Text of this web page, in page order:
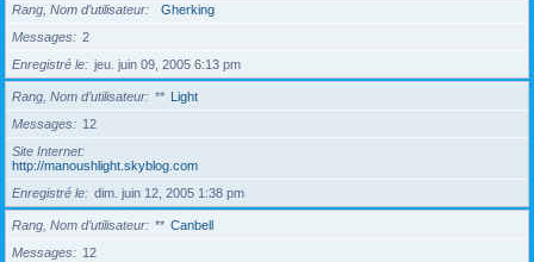
Rang, Nom d’utilisateur
Gherking
Messages
2
Enregistré le
jeu. juin 09, 2005 6:13 pm
Rang, Nom d’utilisateur ** Light
Messages
12
Site Internet
http://manoushlight.skyblog.com
Enregistré le
dim. juin 12, 2005 1:38 pm
Rang, Nom d’utilisateur ** Canbell
Messages
12